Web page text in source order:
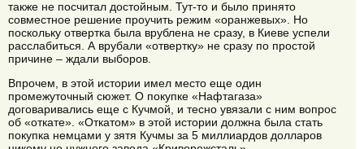
также не посчитал достойным. Тут-то и было принято
совместное решение проучить режим «оранжевых». Но
поскольку отвертка была врублена не сразу, в Киеве успели
расслабиться. А врубали «отвертку» не сразу по простой
причине – ждали выборов.
Впрочем, в этой истории имел место еще один
промежуточный сюжет. О покупке «Нафтагаза»
договаривались еще с Кучмой, и тесно увязали с ним вопрос
об «откате». «Откатом» в этой истории должна была стать
покупка немцами у зятя Кучмы за 5 миллиардов долларов